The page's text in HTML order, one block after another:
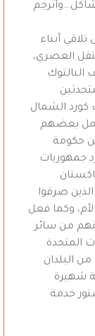
أبناء
العصري،
البالتوك
كورد الشمال
بعضهم
حكومة
جمهوريات
صرفوا
وكما فعل
من سائر
المتحدة
من البلدان
شهيرة
خدمة